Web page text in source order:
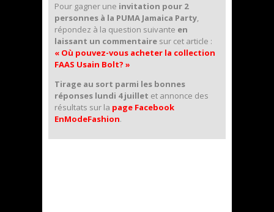
Pour gagner une invitation pour 2
personnes à la PUMA Jamaica Party,
répondez à la question suivante en
laissant un commentaire sur cet article :
« Où pouvez-vous acheter la collection
FAAS Usain Bolt? »
Tirage au sort parmi les bonnes
réponses lundi 4 juillet et annonce des
résultats sur la page Facebook
EnModeFashion.